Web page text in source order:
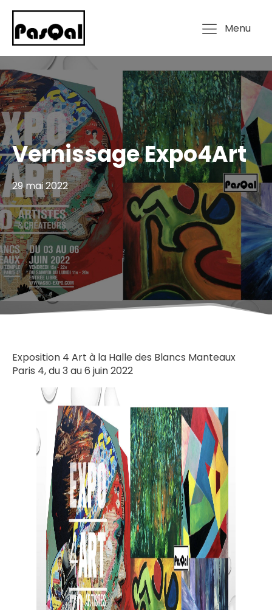
Menu
Vernissage Expo4Art
29 mai 2022
Exposition 4 Art à la Halle des Blancs Manteaux
Paris 4, du 3 au 6 juin 2022